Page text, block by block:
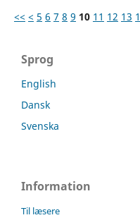
<< < 5 6 7 8 9 10 11 12 13
Sprog
English
Dansk
Svenska
Information
Til læsere